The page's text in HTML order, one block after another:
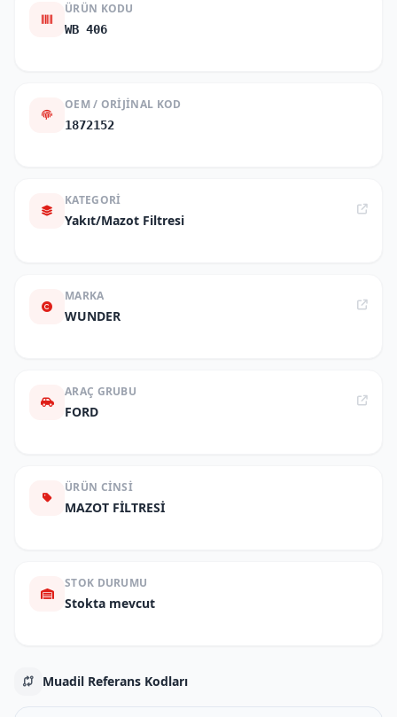
ÜRÜN KODU
WB 406
OEM / ORIJINAL KOD
1872152
KATEGORI
Yakıt/Mazot Filtresi
MARKA
WUNDER
ARAÇ GRUBU
FORD
ÜRÜN CINSI
MAZOT FİLTRESİ
STOK DURUMU
Stokta mevcut
Muadil Referans Kodları